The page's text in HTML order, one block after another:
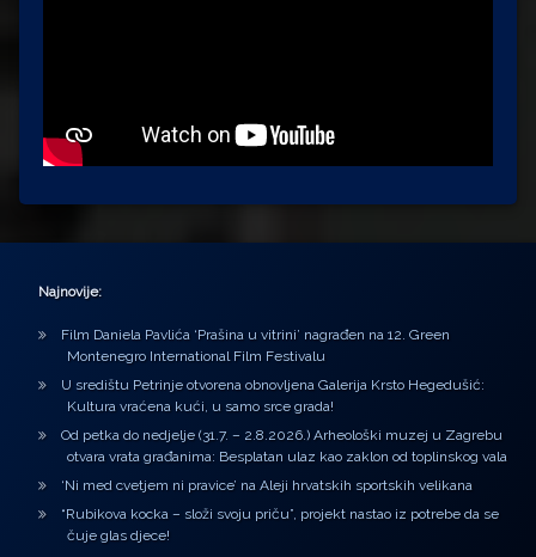
Najnovije:
Film Daniela Pavlića ‘Prašina u vitrini’ nagrađen na 12. Green
Montenegro International Film Festivalu
U središtu Petrinje otvorena obnovljena Galerija Krsto Hegedušić:
Kultura vraćena kući, u samo srce grada!
Od petka do nedjelje (31.7. – 2.8.2026.) Arheološki muzej u Zagrebu
otvara vrata građanima: Besplatan ulaz kao zaklon od toplinskog vala
‘Ni med cvetjem ni pravice’ na Aleji hrvatskih sportskih velikana
“Rubikova kocka – složi svoju priču”, projekt nastao iz potrebe da se
čuje glas djece!